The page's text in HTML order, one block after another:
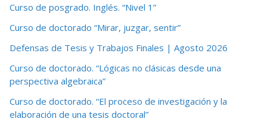
Curso de posgrado. Inglés. “Nivel 1”
Curso de doctorado “Mirar, juzgar, sentir”
Defensas de Tesis y Trabajos Finales | Agosto 2026
Curso de doctorado. “Lógicas no clásicas desde una
perspectiva algebraica”
Curso de doctorado. “El proceso de investigación y la
elaboración de una tesis doctoral”